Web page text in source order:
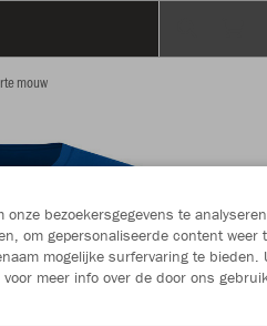
mouw
bezoekersgegevens te
om gepersonaliseerde content weer
mogelijke surfervaring te bieden.
meer info over de door ons